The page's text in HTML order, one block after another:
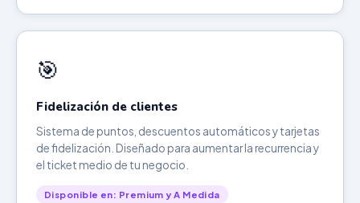
🎯
Fidelización de clientes
Sistema de puntos, descuentos automáticos y tarjetas
de fidelización. Diseñado para aumentar la recurrencia y
el ticket medio de tu negocio.
Disponible en: Premium y A Medida